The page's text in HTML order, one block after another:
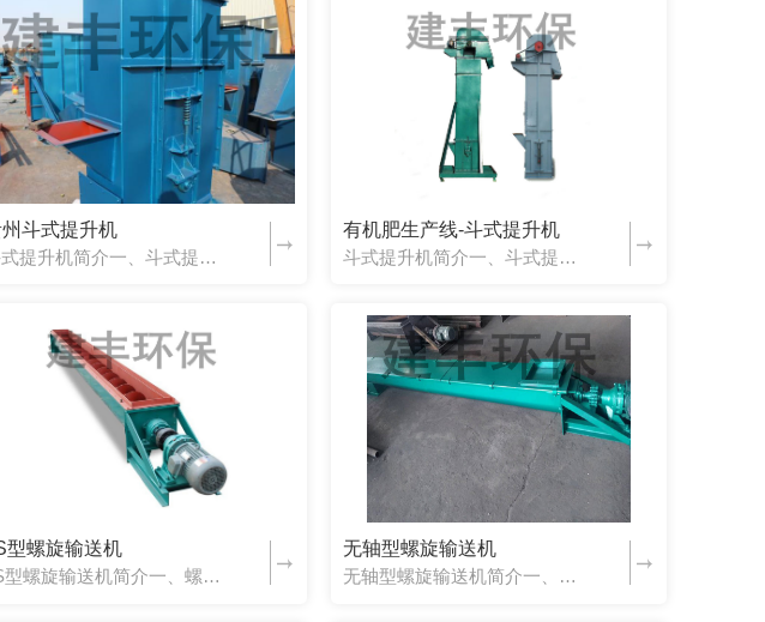
斗式提升机
斗式提升机简介一、斗式提升机的应用范围及特点斗式提升机(以下简称斗提机)用于垂直或倾斜时输送粉状、颗粒状及小块状物料。斗提机的优点是：横断面上的外形尺寸较小，可使输送系统布置紧凑；提升高度大；有良好的密封性等。缺点是：对过载的敏感性大；料斗和牵引构件易损坏。斗提机提升物料的高度可达 80m(如TDG 型)，一般常用范围...
有机肥生产线-斗式提升机
斗式提升机简介一、斗式提升机的应用范围及特点斗式提升机(以下简称斗提机)用于垂直或倾斜时输送粉状、颗粒状及小块状物料。斗提机的优点是：横断面上的外形尺寸较小，可使输送系统布置紧凑；提升高度大；有良好的密封性等。缺点是：对过载的敏感性大；料斗和牵引构件易损坏。斗提机提升物料的高度可达 80m(如TDG 型)，一般常用范围...
型螺旋输送机
LS型螺旋输送机简介一、螺旋输送机应用范围及特点螺旋输送机是在化工、建材、粮食等部门中广泛应用的一种输送设备，主要用于输送粉状、颗粒状和小块状物料。它不适宜输送易变质的、黏性的和易结块的物料。螺旋输送...
无轴型螺旋输送机
无轴型螺旋输送机简介一、概述（一）输送原理无轴螺旋输送机在输送原理上与一般螺旋输送机基本相同，只是在结构上螺旋体有带轴与不带轴的区别。无轴螺旋输送机是用较厚的螺带状叶片拼焊成圆柱状螺旋体，螺旋体两端有短轴或单侧有短轴，螺旋体的驱动端短轴与驱动机构连接，无轴螺旋体通过驱动机构驱动而旋转，旋转时螺旋体与机壳内壁底部的衬板滑...